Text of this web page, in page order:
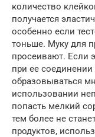
количество
получается
особенно если
тоньше. Муку для
просеивают. Если
при ее соединении
образовываться
использовании
попасть мелкий
тем более не
продуктов,